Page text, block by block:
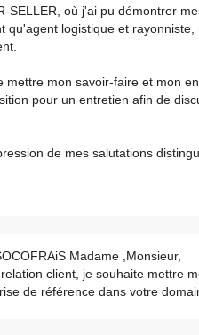
SELLER, où j'ai pu démontrer
qu'agent logistique et
mon savoir-faire et mon
pour un entretien afin de
de mes salutations
Madame ,Monsieur,
client, je souhaite mettre
de référence dans votre